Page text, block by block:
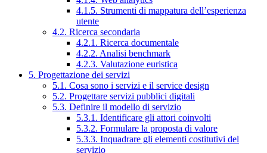
4.1.5. Strumenti di mappatura dell’esperienza
utente
4.2. Ricerca secondaria
4.2.1. Ricerca documentale
4.2.2. Analisi benchmark
4.2.3. Valutazione euristica
5. Progettazione dei servizi
5.1. Cosa sono i servizi e il service design
5.2. Progettare servizi pubblici digitali
5.3. Definire il modello di servizio
5.3.1. Identificare gli attori coinvolti
5.3.2. Formulare la proposta di valore
5.3.3. Inquadrare gli elementi costitutivi del
servizio